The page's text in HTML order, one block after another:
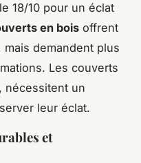
18/10 pour un éclat
en bois offrent
demandent plus
Les couverts
nécessitent un
leur éclat.
et